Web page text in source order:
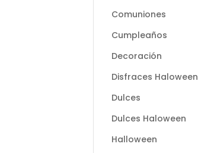
Comuniones
Cumpleaños
Decoración
Disfraces Haloween
Dulces
Dulces Haloween
Halloween